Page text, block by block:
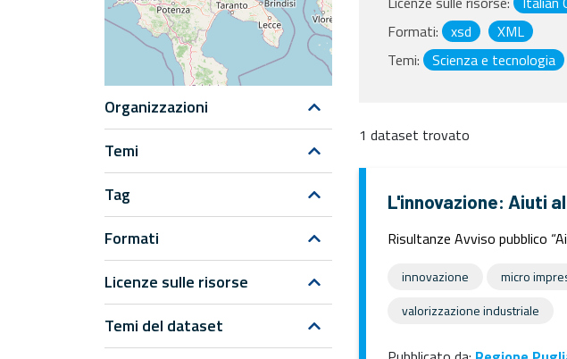
Organizzazioni
Temi
Tag
Formati
Licenze sulle risorse
Temi del dataset
Formati:
xsd
XML
Temi:
Scienza e tecnologia
1 dataset trovato
L'innovazione: Aiuti
Risultanze Avviso pubblico
innovazione micro
valorizzazione industriale